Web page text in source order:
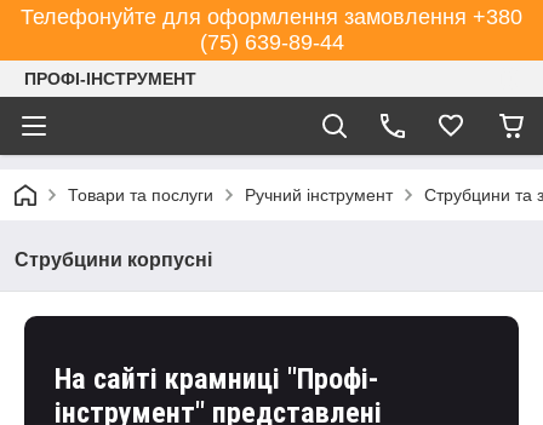
Телефонуйте для оформлення замовлення +380
(75) 639-89-44
ПРОФІ-ІНСТРУМЕНТ
Товари та послуги Ручний інструмент Струбцини та
Струбцини корпусні
На сайті крамниці "Профі-
інструмент" представлені